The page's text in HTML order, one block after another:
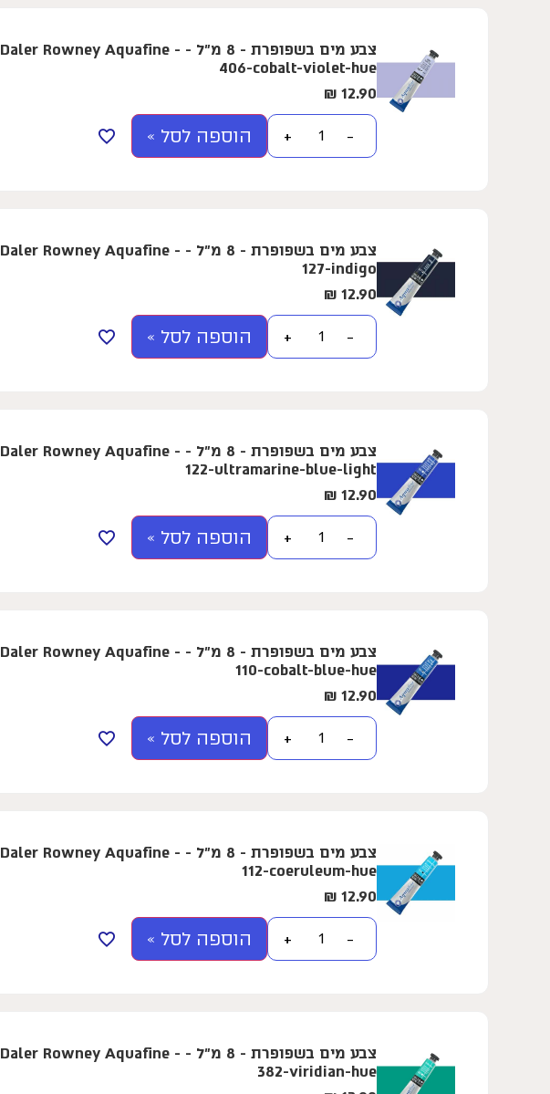
צבע מים בשפופרת - 8 מ"ל - Daler Rowney Aquafine -
406-cobalt-violet-hue
12.90
₪
הוספה לסל » −
+
צבע מים בשפופרת - 8 מ"ל - Daler Rowney Aquafine -
127-indigo
12.90
₪
הוספה לסל » −
+
צבע מים בשפופרת - 8 מ"ל - Daler Rowney Aquafine -
122-ultramarine-blue-light
12.90
₪
הוספה לסל » −
+
צבע מים בשפופרת - 8 מ"ל - Daler Rowney Aquafine -
110-cobalt-blue-hue
12.90
₪
הוספה לסל » −
+
צבע מים בשפופרת - 8 מ"ל - Daler Rowney Aquafine -
112-coeruleum-hue
12.90
₪
הוספה לסל » −
+
צבע מים בשפופרת - 8 מ"ל - Daler Rowney Aquafine -
382-viridian-hue